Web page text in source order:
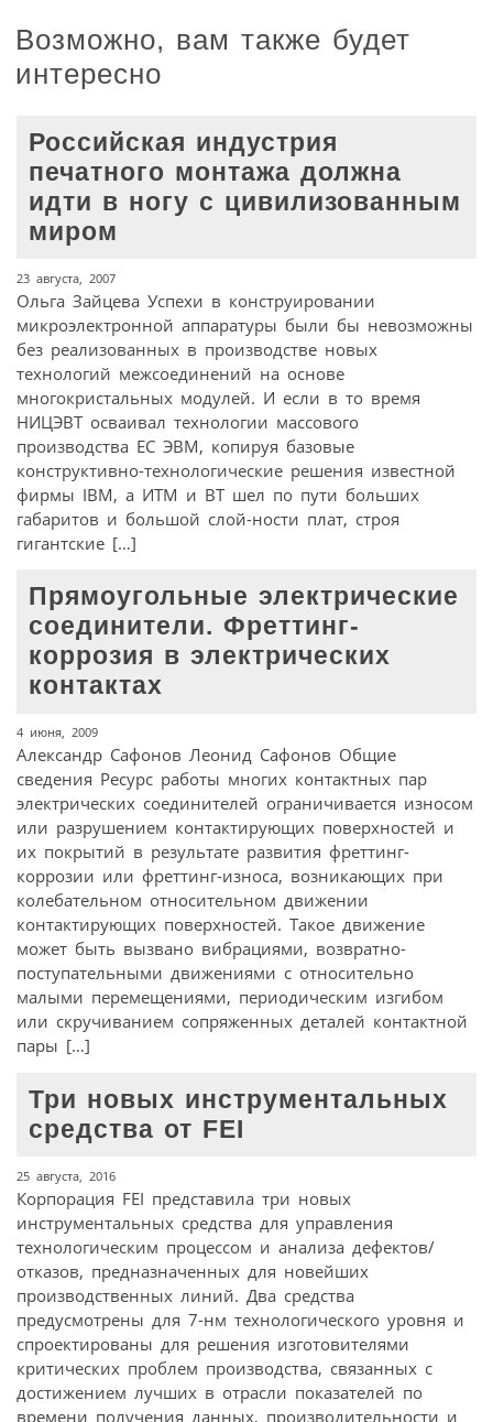
Возможно, вам также будет
интересно
Российская индустрия
печатного монтажа должна
идти в ногу с цивилизованным
миром
23 августа, 2007
Ольга Зайцева Успехи в конструировании
микроэлектронной аппаратуры были бы невозможны
без реализованных в производстве новых
технологий межсоединений на основе
многокристальных модулей. И если в то время
НИЦЭВТ осваивал технологии массового
производства ЕС ЭВМ, копируя базовые
конструктивно-технологические решения известной
фирмы IBM, а ИТМ и ВТ шел по пути больших
габаритов и большой слой-ности плат, строя
гигантские […]
Прямоугольные электрические
соединители. Фреттинг-
коррозия в электрических
контактах
4 июня, 2009
Александр Сафонов Леонид Сафонов Общие
сведения Ресурс работы многих контактных пар
электрических соединителей ограничивается износом
или разрушением контактирующих поверхностей и
их покрытий в результате развития фреттинг-
коррозии или фреттинг-износа, возникающих при
колебательном относительном движении
контактирующих поверхностей. Такое движение
может быть вызвано вибрациями, возвратно-
поступательными движениями с относительно
малыми перемещениями, периодическим изгибом
или скручиванием сопряженных деталей контактной
пары […]
Три новых инструментальных
средства от FEI
25 августа, 2016
Корпорация FEI представила три новых
инструментальных средства для управления
технологическим процессом и анализа дефектов/
отказов, предназначенных для новейших
производственных линий. Два средства
предусмотрены для 7-нм технологического уровня и
спроектированы для решения изготовителями
критических проблем производства, связанных с
достижением лучших в отрасли показателей по
времени получения данных, производительности и